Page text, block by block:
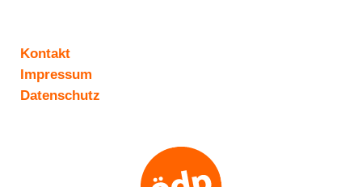
Kontakt
Impressum
Datenschutz